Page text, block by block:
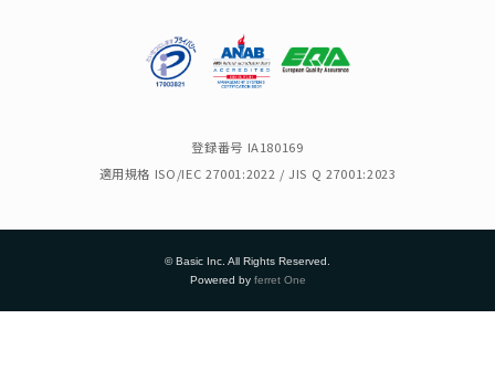
登録番号 IA180169
適用規格 ISO/IEC 27001:2022 / JIS Q 27001:2023
© Basic Inc. All Rights Reserved.
Powered by ferret One